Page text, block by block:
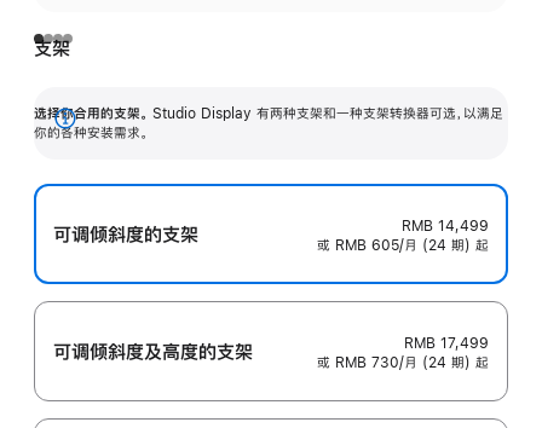
支架
选择你合用的支架。 Studio Display 有两种支架和一种支架转换器可选，以满足
你的各种安装需求。
展
可调倾斜度的支架
RMB 14,499
或 RMB 605/月 (24 期) 起
可调倾斜度及高‍度的支‍架
RMB 17,499
或 RMB 730/月 (24 期) 起